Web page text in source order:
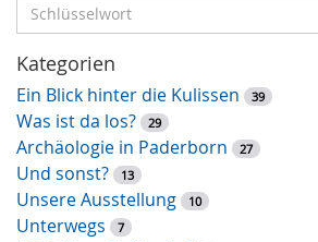
c
h
l
ü
s
s
e
l
Kategorien
Ein Blick hinter die Kulissen 39
Was ist da los? 29
Archäologie in Paderborn 27
Und sonst? 13
Unsere Ausstellung 10
Unterwegs 7